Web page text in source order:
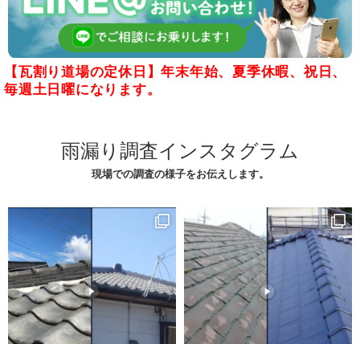
【瓦割り道場の定休日】年末年始、夏季休暇、祝日、
毎週土日曜になります。
雨漏り調査インスタグラム
現場での調査の様子をお伝えします。